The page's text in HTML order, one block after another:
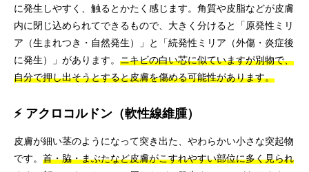
に発生しやすく、触るとかたく感じます。角質や皮脂などが皮膚
内に閉じ込められてできるもので、大きく分けると「原発性ミリ
ア（生まれつき・自然発生）」と「続発性ミリア（外傷・炎症後
に発生）」があります。 ニキビの白い芯に似ていますが別物で、
自分で押し出そうとすると皮膚を傷める可能性があります。
⚡ アクロコルドン（軟性線維腫）
皮膚が細い茎のようになって突き出た、やわらかい小さな突起物
です。 首・脇・まぶたなど皮膚がこすれやすい部位に多く見られ